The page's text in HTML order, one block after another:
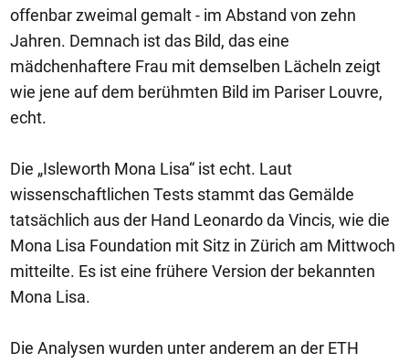
offenbar zweimal gemalt - im Abstand von zehn
Jahren. Demnach ist das Bild, das eine
mädchenhaftere Frau mit demselben Lächeln zeigt
wie jene auf dem berühmten Bild im Pariser Louvre,
echt.
Die „Isleworth Mona Lisa“ ist echt. Laut
wissenschaftlichen Tests stammt das Gemälde
tatsächlich aus der Hand Leonardo da Vincis, wie die
Mona Lisa Foundation mit Sitz in Zürich am Mittwoch
mitteilte. Es ist eine frühere Version der bekannten
Mona Lisa.
Die Analysen wurden unter anderem an der ETH